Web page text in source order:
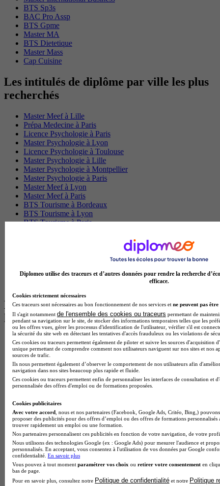
BTS Sp3s
BAC Pro Assp
BTS Gpme
Master MA
BTS Dietetique
Master Mass
Cap Cuisine
Les intitulés de diplôme par ville les plus
recherchés
Master Meef à Lille
Prépa Medecine à Paris
Licence Psychologie à Paris
Master Psychologie à Lyon
Licence Psychologie à Toulouse
Master Psychologie à Lille
Master Psychologie à Montpellier
Master Psychologie à Paris
Master Meef à Lyon
Master Meef à Paris
BTS Tourisme à Bordeaux
BTS Tourisme à Lyon
BTS Tourisme à Paris
BTS Communication à Bordeaux
BTS Communication à Lyon
Les intitulés de diplôme par alternance
les plus recherchés
BTS Esf en alternance
BTS Dietetique en alternance
BTS Mco en alternance
BTS Pi en alternance
BTS Sp3s en alternance
Master CCA en alternance
BTS Sam en alternance
Cap Fleuriste en alternance
BTS Sio en alternance
MSc Marketing Digital en alternance
BTS Gpme en alternance
Cap Electricien en alternance
BTS Gpn en alternance
BTS Domotique en alternance
BAC Pro Agora en alternance
BTS Sta en alternance
Diplomeo utilise des traceurs et d’autres données pour rendre la recherche
efficace.
Cookies strictement nécessaires
Ces traceurs sont nécessaires au bon fonctionnement de nos services et ne peuvent pas être
Il s'agit notamment de l'ensemble des cookies ou traceurs permettant de
pendant sa navigation sur le site, de stocker des informations temporaires telles que les
ou les offres vues, gérer les processus d'identification de l'utilisateur, vérifier s'il est
la sécurité du site web en détectant les tentatives d'accès frauduleux ou les violations de
Ces cookies ou traceurs permettent également de piloter et suivre les sources d'acquisition
unique permettant de comprendre comment nos utilisateurs naviguent sur nos sites et nos
sources de trafic.
Ils nous permettent également d’observer le comportement de nos utilisateurs afin
navigation dans nos sites beaucoup plus rapide et fluide.
Ces cookies ou traceurs permettent enfin de personnaliser les interfaces de consultation et
personnalisée des offres d'emploi ou de formations proposées.
Cookies publicitaires
Avec votre accord , nous et nos partenaires (Facebook, Google Ads, Critéo, Bing,)
proposer des publicités pour des offres d’emploi ou des offres de formations
trouver rapidement un emploi ou une formation.
Nos partenaires personnalisent ces publicités en fonction de votre navigation, de votre
Nous utilisons des technologies Google (ex : Google Ads) pour mesurer l'audience et
personnalisés. En acceptant, vous consentez à l'utilisation de vos données par Google
confidentialité. En savoir plus
Vous pouvez à tout moment paramétrer vos choix ou retirer votre consentement en
bas de page.
Pour en savoir plus, consultez notre Politique de confidentialité et notre Politique